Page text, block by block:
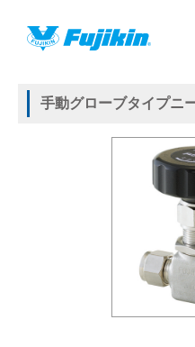
製品情報
バルブ・継手・システ
製品カタログダウンロ
HOME 製品情報
手動グローブタイプニ